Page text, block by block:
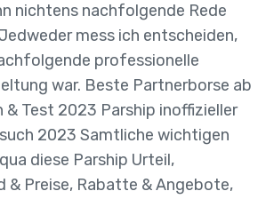
nichtens nachfolgende Rede
mess ich entscheiden,
professionelle
war. Beste Partnerborse ab
& Test 2023 Parship inoffizieller
2023 Samtliche wichtigen
diese Parship Urteil,
& Preise, Rabatte & Angebote,